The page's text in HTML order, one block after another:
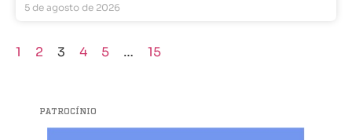
5 de agosto de 2026
1 2 3 4 5 … 15
PATROCÍNIO